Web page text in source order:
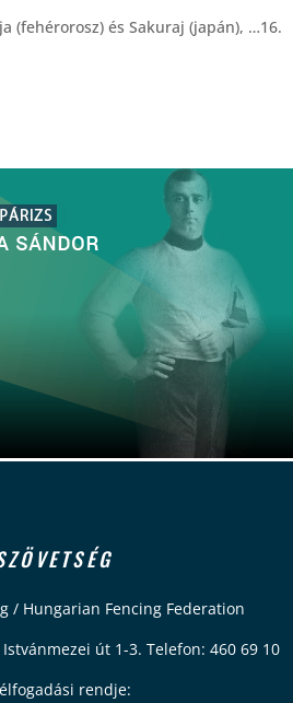
(fehérorosz) és Sakuraj (japán), …16.
/ Hungarian Fencing Federation
út 1-3. Telefon: 460 69 10
rendje: